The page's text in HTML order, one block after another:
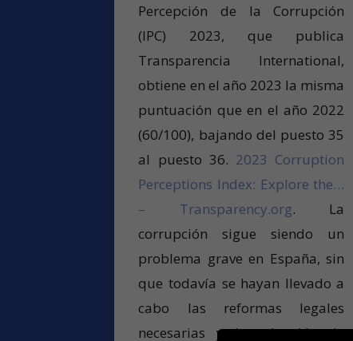
Percepción de la Corrupción
(IPC) 2023, que publica
Transparencia International,
obtiene en el año 2023 la misma
puntuación que en el año 2022
(60/100), bajando del puesto 35
al puesto 36. 2023 Corruption
Perceptions Index: Explore the…
– Transparency.org.
La
corrupción sigue siendo un
problema grave en España, sin
que todavía se hayan llevado a
cabo las reformas legales
necesarias y la adopción de